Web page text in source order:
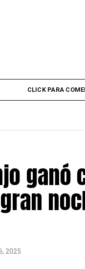
CLICK PARA
ganó
2025